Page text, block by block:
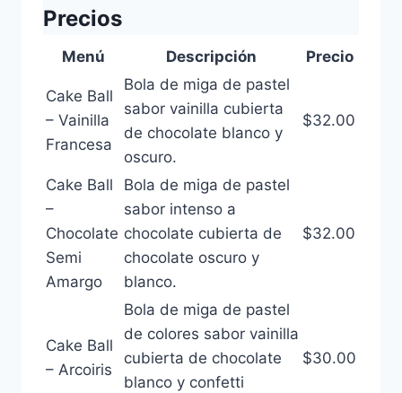
Precios
Menú Descripción Precio
Cake Ball
– Vainilla
Francesa
Bola de miga de pastel
sabor vainilla cubierta
de chocolate blanco y
oscuro.
$32.00
Cake Ball
–
Chocolate
Semi
Amargo
Bola de miga de pastel
sabor intenso a
chocolate cubierta de
chocolate oscuro y
blanco.
$32.00
Cake Ball
– Arcoiris
Bola de miga de pastel
de colores sabor vainilla
cubierta de chocolate
blanco y confetti
$30.00